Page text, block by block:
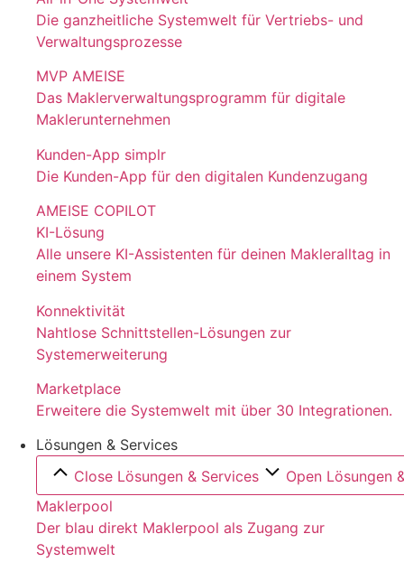
Die ganzheitliche Systemwelt für Vertriebs- und
Verwaltungsprozesse
MVP AMEISE
Das Maklerverwaltungsprogramm für digitale
Maklerunternehmen
Kunden-App simplr
Die Kunden-App für den digitalen Kundenzugang
AMEISE COPILOT
KI-Lösung
Alle unsere KI-Assistenten für deinen Makleralltag in
einem System
Konnektivität
Nahtlose Schnittstellen-Lösungen zur
Systemerweiterung
Marketplace
Erweitere die Systemwelt mit über 30 Integrationen.
Lösungen & Services
Close Lösungen & Services
Open Lösungen
Maklerpool
Der blau direkt Maklerpool als Zugang zur
Systemwelt